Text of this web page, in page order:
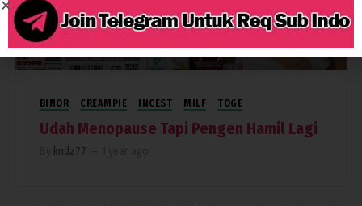
1,424
BINOR CREAMPIE INCEST MILF TOGE
Udah Menopause Tapi Pengen Hamil Lagi
kndz77